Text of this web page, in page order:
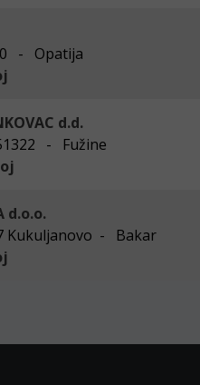
- Opatija
d.d.
- Fužine
d.o.o.
Kukuljanovo - Bakar